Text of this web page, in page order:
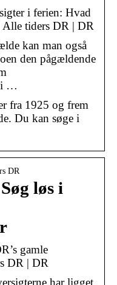
i ferien: Hvad
tiders DR | DR
kan man også
den pågældende
i …
fra 1925 og frem
Du kan søge i
DR
løs i
gamle
DR | DR
har ligget